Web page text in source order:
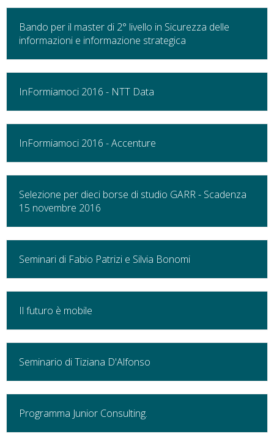
Bando per il master di 2° livello in Sicurezza delle
informazioni e informazione strategica
InFormiamoci 2016 - NTT Data
InFormiamoci 2016 - Accenture
Selezione per dieci borse di studio GARR - Scadenza
15 novembre 2016
Seminari di Fabio Patrizi e Silvia Bonomi
Il futuro è mobile
Seminario di Tiziana D'Alfonso
Programma Junior Consulting.